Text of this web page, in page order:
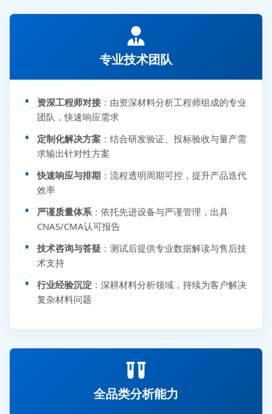
专业技术团队
资深工程师对接 ：由资深材料分析工程师组成的专业
团队，快速响应需求
定制化解决方案 ：结合研发验证、投标验收与量产需
求输出针对性方案
快速响应与排期 ：流程透明周期可控，提升产品迭代
效率
严谨质量体系 ：依托先进设备与严谨管理，出具
CNAS/CMA认可报告
技术咨询与答疑 ：测试后提供专业数据解读与售后技
术支持
行业经验沉淀 ：深耕材料分析领域，持续为客户解决
复杂材料问题
全品类分析能力